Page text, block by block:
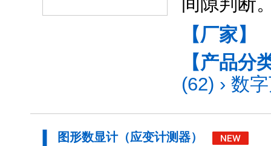
【厂家】
【产品分
(62) › 数
图形数显计（应变计测器）